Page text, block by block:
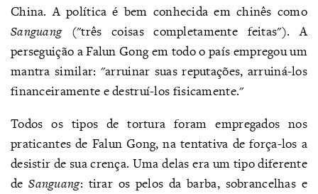
China. A política é bem conhecida em chinês como
Sanguang("três coisas completamente feitas"). A
perseguição a Falun Gong em todo o país empregou um
mantra similar: "arruinar suas reputações, arruiná-los
financeiramente e destruí-los fisicamente."
Todos os tipos de tortura foram empregados nos
praticantes de Falun Gong, na tentativa de força-los a
desistir de sua crença. Uma delas era um tipo diferente
deSanguang: tirar os pelos da barba, sobrancelhas e